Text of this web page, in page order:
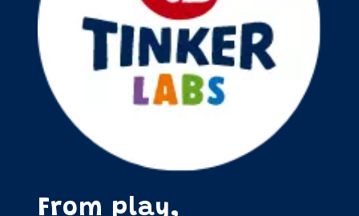
From play,